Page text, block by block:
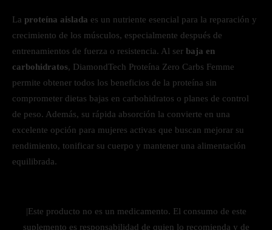
La proteína aislada es un nutriente esencial para la reparación y
crecimiento de los músculos, especialmente después de
entrenamientos de fuerza o resistencia. Al ser baja en
carbohidratos, DiamondTech Proteína Zero Carbs Femme
permite obtener todos los beneficios de la proteína sin
comprometer dietas bajas en carbohidratos o planes de control
de peso. Además, su rápida absorción la convierte en una
excelente opción para mujeres activas que buscan mejorar su
rendimiento, tonificar su cuerpo y mantener una alimentación
equilibrada.
|Este producto no es un medicamento. El consumo de este
suplemento es responsabilidad de quien lo recomienda y de